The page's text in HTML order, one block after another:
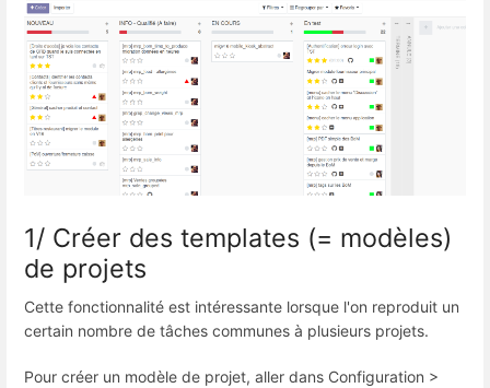
1/ Créer des templates (= modèles)
de projets
Cette fonctionnalité est intéressante lorsque l'on reproduit un
certain nombre de tâches communes à plusieurs projets.
Pour créer un modèle de projet, aller dans Configuration >